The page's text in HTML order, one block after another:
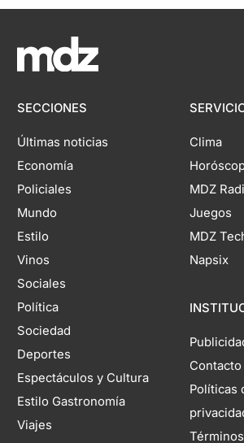
SECCIONES
Últimas noticias
Economía
Policiales
Mundo
Estilo
Vinos
Sociales
Política
Sociedad
Deportes
Espectáculos y Cultura
Estilo Gastronomía
Viajes
Clima
MDZ
Juegos
MDZ
Napsix
Contacto
Políticas